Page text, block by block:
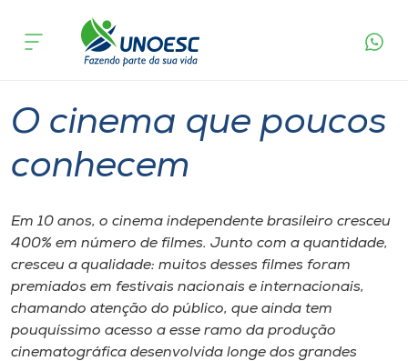
Cursos
Portal de Ensino
A
Unoesc
O cinema que poucos
conhecem
Em 10 anos, o cinema independente brasileiro cresceu
400% em número de filmes. Junto com a quantidade,
cresceu a qualidade: muitos desses filmes foram
premiados em festivais nacionais e internacionais,
chamando atenção do público, que ainda tem
pouquíssimo acesso a esse ramo da produção
cinematográfica desenvolvida longe dos grandes